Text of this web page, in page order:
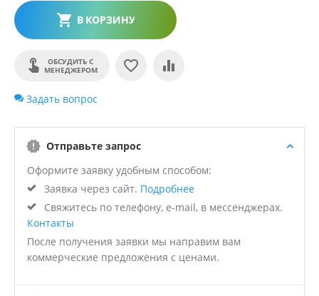
В КОРЗИНУ
ОБСУДИТЬ С
МЕНЕДЖЕРОМ
Задать вопрос
Отправьте запрос
Оформите заявку удобным способом:
Заявка через сайт. Подробнее
Свяжитесь по телефону, e-mail, в мессенджерах.
Контакты
После получения заявки мы направим вам
коммерческие предложения с ценами.